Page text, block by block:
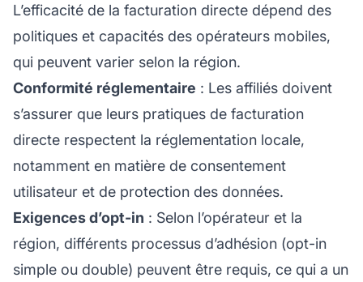
L’efficacité de la facturation directe dépend des
politiques et capacités des opérateurs mobiles,
qui peuvent varier selon la région.
Conformité réglementaire : Les affiliés doivent
s’assurer que leurs pratiques de facturation
directe respectent la réglementation locale,
notamment en matière de consentement
utilisateur et de protection des données.
Exigences d’opt-in : Selon l’opérateur et la
région, différents processus d’adhésion (opt-in
simple ou double) peuvent être requis, ce qui a un